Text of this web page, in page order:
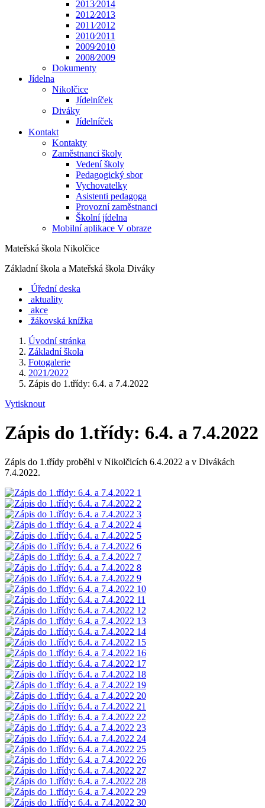
2013⁄2014
2012⁄2013
2011⁄2012
2010⁄2011
2009⁄2010
2008⁄2009
Dokumenty
Jídelna
Nikolčice
Jídelníček
Diváky
Jídelníček
Kontakt
Kontakty
Zaměstnanci školy
Vedení školy
Pedagogický sbor
Vychovatelky
Asistenti pedagoga
Provozní zaměstnanci
Školní jídelna
Mobilní aplikace V obraze
Mateřská škola Nikolčice
Základní škola a Mateřská škola Diváky
Úřední deska
aktuality
akce
žákovská knížka
Úvodní stránka
Základní škola
Fotogalerie
2021/2022
Zápis do 1.třídy: 6.4. a 7.4.2022
Vytisknout
Zápis do 1.třídy: 6.4. a 7.4.2022
Zápis do 1.třídy proběhl v Nikolčicích 6.4.2022 a v Divákách
7.4.2022.